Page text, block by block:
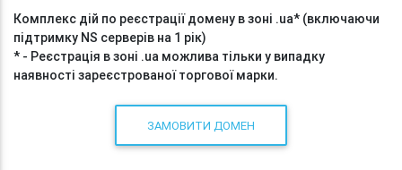
Комплекс дій по реєстрації домену в зоні .ua* (включаючи
підтримку NS серверів на 1 рік)
* - Реєстрація в зоні .ua можлива тільки у випадку
наявності зареєстрованої торгової марки.
ЗАМОВИТИ ДОМЕН